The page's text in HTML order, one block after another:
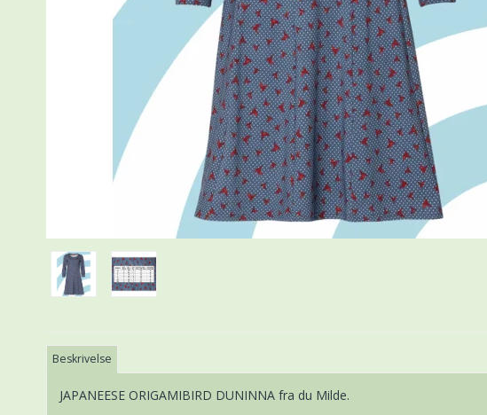
Beskrivelse
JAPANEESE ORIGAMIBIRD DUNINNA fra du Milde.